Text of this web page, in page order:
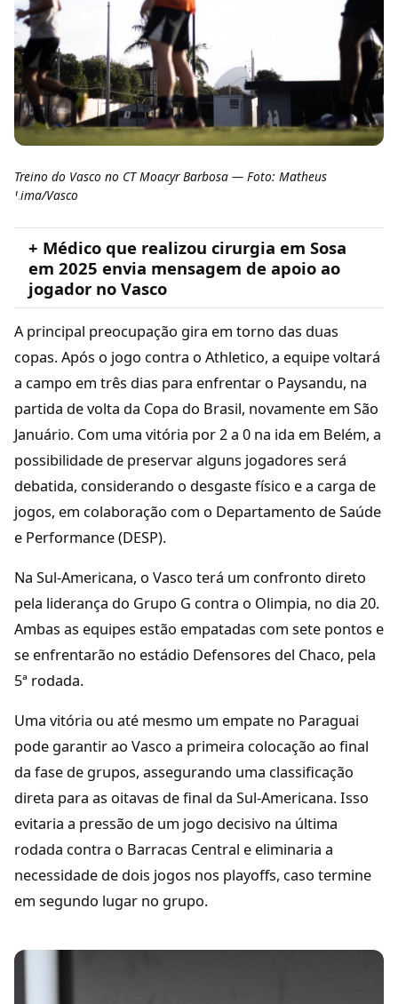
Treino do Vasco no CT Moacyr Barbosa — Foto: Matheus
Lima/Vasco
+ Médico que realizou cirurgia em Sosa
em 2025 envia mensagem de apoio ao
jogador no Vasco
A principal preocupação gira em torno das duas
copas. Após o jogo contra o Athletico, a equipe voltará
a campo em três dias para enfrentar o Paysandu, na
partida de volta da Copa do Brasil, novamente em São
Januário. Com uma vitória por 2 a 0 na ida em Belém, a
possibilidade de preservar alguns jogadores será
debatida, considerando o desgaste físico e a carga de
jogos, em colaboração com o Departamento de Saúde
e Performance (DESP).
Na Sul-Americana, o Vasco terá um confronto direto
pela liderança do Grupo G contra o Olimpia, no dia 20.
Ambas as equipes estão empatadas com sete pontos e
se enfrentarão no estádio Defensores del Chaco, pela
5ª rodada.
Uma vitória ou até mesmo um empate no Paraguai
pode garantir ao Vasco a primeira colocação ao final
da fase de grupos, assegurando uma classificação
direta para as oitavas de final da Sul-Americana. Isso
evitaria a pressão de um jogo decisivo na última
rodada contra o Barracas Central e eliminaria a
necessidade de dois jogos nos playoffs, caso termine
em segundo lugar no grupo.